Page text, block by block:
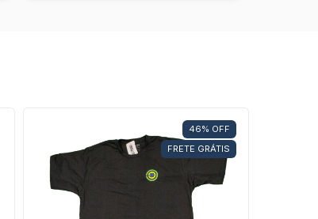
46% OFF
FRETE GRÁTIS